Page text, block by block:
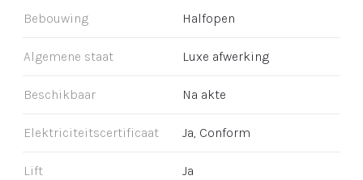
Bebouwing Halfopen
Algemene staat Luxe afwerking
Beschikbaar Na akte
Elektriciteitscertificaat Ja, Conform
Lift Ja